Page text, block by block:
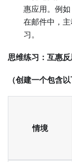
惠应用。例
在邮件中，
习。
思维练习：互惠
（创建一个包含
情境